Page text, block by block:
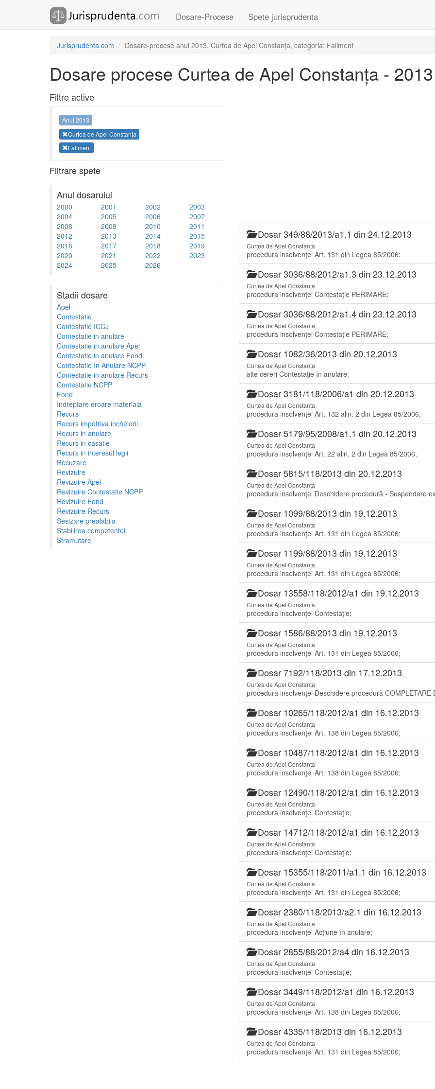
Dosare-Procese Spete jurisprudenta
Jurisprudenta.com Dosare-procese anul 2013, Curtea de Apel Constanța, categoria: Faliment
Dosare procese Curtea de Apel Constanța - 2013
Filtre active
Anul 2013
Curtea de Apel Constanța
Faliment
Filtrare spete
Anul dosarului
2000 2001 2002
2003
2004
2005 2006
2007
2008
2009 2010
2011
2012
2013 2014
2015
2016
2017 2018
2019
2020
2021 2022
2023
2024
2025 2026
Stadii dosare
Apel
Contestatie
Contestatie ICCJ
Contestatie in anulare
Contestatie in anulare Apel
Contestatie in anulare Fond
Contestatie In Anulare NCPP
Contestatie in anulare Recurs
Contestatie NCPP
Fond
Indreptare eroare materiala
Recurs
Recurs impotriva incheierii
Recurs in anulare
Recurs in casatie
Recurs in interesul legii
Recuzare
Revizuire
Revizuire Apel
Revizuire Contestatie NCPP
Revizuire Fond
Revizuire Recurs
Sesizare prealabila
Stabilirea competentei
Stramutare
Dosar 349/88/2013/a1.1 din 24.12.2013
Curtea de Apel Constanța
procedura insolvenţei Art. 131 din Legea 85/2006;
Dosar 3036/88/2012/a1.3 din 23.12.2013
Curtea de Apel Constanța
procedura insolvenţei Contestaţie PERIMARE;
Dosar 3036/88/2012/a1.4 din 23.12.2013
Curtea de Apel Constanța
procedura insolvenţei Contestaţie PERIMARE;
Dosar 1082/36/2013 din 20.12.2013
Curtea de Apel Constanța
alte cereri Contestaţie în anulare;
Dosar 3181/118/2006/a1 din 20.12.2013
Curtea de Apel Constanța
procedura insolvenţei Art. 132 alin. 2 din Legea 85/2006;
Dosar 5179/95/2008/a1.1 din 20.12.2013
Curtea de Apel Constanța
procedura insolvenţei Art. 22 alin. 2 din Legea 85/2006;
Dosar 5815/118/2013 din 20.12.2013
Curtea de Apel Constanța
procedura insolvenţei Deschidere procedură - Suspendare
Dosar 1099/88/2013 din 19.12.2013
Curtea de Apel Constanța
procedura insolvenţei Art. 131 din Legea 85/2006;
Dosar 1199/88/2013 din 19.12.2013
Curtea de Apel Constanța
procedura insolvenţei Art. 131 din Legea 85/2006;
Dosar 13558/118/2012/a1 din 19.12.2013
Curtea de Apel Constanța
procedura insolvenţei Contestaţie;
Dosar 1586/88/2013 din 19.12.2013
Curtea de Apel Constanța
procedura insolvenţei Art. 131 din Legea 85/2006;
Dosar 7192/118/2013 din 17.12.2013
Curtea de Apel Constanța
procedura insolvenţei Deschidere procedură COMPLETARE
Dosar 10265/118/2012/a1 din 16.12.2013
Curtea de Apel Constanța
procedura insolvenţei Art. 138 din Legea 85/2006;
Dosar 10487/118/2012/a1 din 16.12.2013
Curtea de Apel Constanța
procedura insolvenţei Art. 138 din Legea 85/2006;
Dosar 12490/118/2012/a1 din 16.12.2013
Curtea de Apel Constanța
procedura insolvenţei Contestaţie;
Dosar 14712/118/2012/a1 din 16.12.2013
Curtea de Apel Constanța
procedura insolvenţei Contestaţie;
Dosar 15355/118/2011/a1.1 din 16.12.2013
Curtea de Apel Constanța
procedura insolvenţei Art. 131 din Legea 85/2006;
Dosar 2380/118/2013/a2.1 din 16.12.2013
Curtea de Apel Constanța
procedura insolvenţei Acţiune în anulare;
Dosar 2855/88/2012/a4 din 16.12.2013
Curtea de Apel Constanța
procedura insolvenţei Contestaţie;
Dosar 3449/118/2012/a1 din 16.12.2013
Curtea de Apel Constanța
procedura insolvenţei Art. 138 din Legea 85/2006;
Dosar 4335/118/2013 din 16.12.2013
Curtea de Apel Constanța
procedura insolvenţei Art. 131 din Legea 85/2006;